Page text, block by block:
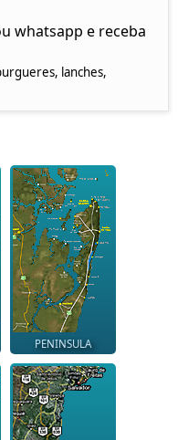
whatsapp e receba
lanches,
PENINSULA